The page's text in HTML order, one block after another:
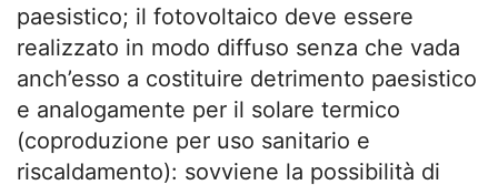
paesistico; il fotovoltaico deve essere
realizzato in modo diffuso senza che vada
anch’esso a costituire detrimento paesistico
e analogamente per il solare termico
(coproduzione per uso sanitario e
riscaldamento): sovviene la possibilità di